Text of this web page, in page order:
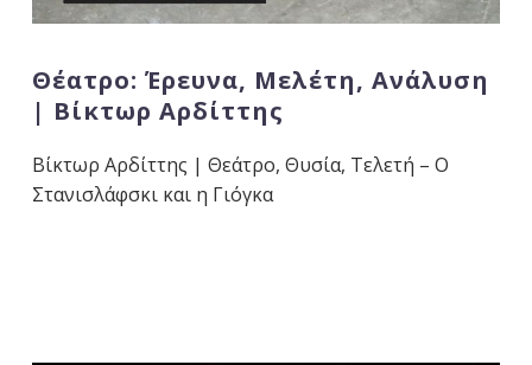
Θέατρο: Έρευνα, Μελέτη, Ανάλυση
| Βίκτωρ Αρδίττης
Βίκτωρ Αρδίττης | Θεάτρο, Θυσία, Τελετή – Ο
Στανισλάφσκι και η Γιόγκα